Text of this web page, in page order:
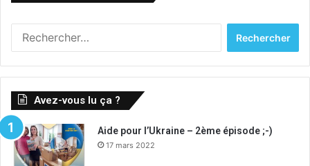
Avez-vous lu ça ?
Aide pour l’Ukraine – 2ème épisode ;-)
17 mars 2022